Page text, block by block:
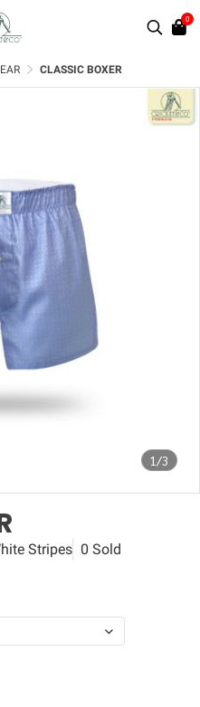
0
CLASSIC BOXER
1/3
Stripes 0 Sold